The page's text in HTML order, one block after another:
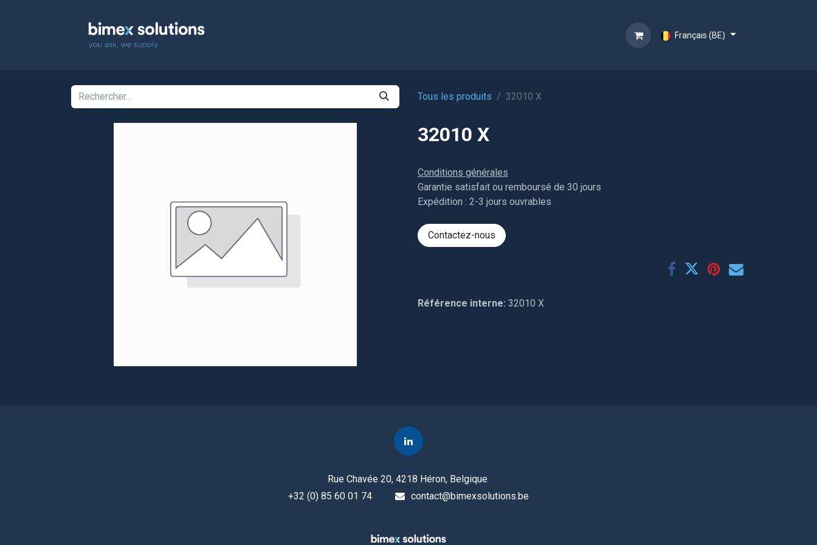
Français (BE)
Tous les produits 32010 X
32010 X
Conditions générales
Garantie satisfait ou remboursé de 30 jours
Expédition : 2-3 jours ouvrables
Contactez-nous
Référence interne: 32010 X
Rue Chavée 20, 4218 Héron, Belgique
+32 (0) 85 60 01 74
contact@bimexsolutions.be